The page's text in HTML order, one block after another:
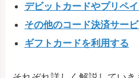
デビットカードやプリペ
その他のコード決済サー
ギフトカードを利用する